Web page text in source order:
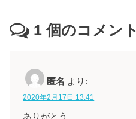
1 個のコメント
匿名 より:
2020年2月17日 13:41
ありがとう